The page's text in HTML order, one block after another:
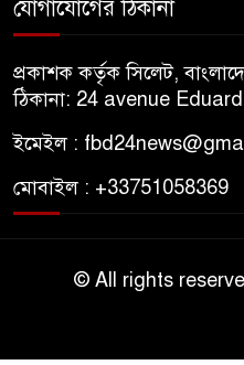
যোগাযোগের ঠিকানা
প্রকাশক কর্তৃক সিলেট,
ঠিকানা: 24 avenue
ইমেইল :
মোবাইল : +33751058369
© All rights